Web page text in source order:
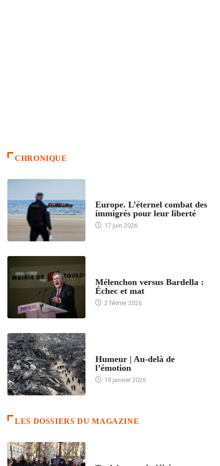
CHRONIQUE
Europe. L’éternel combat des
immigrés pour leur liberté
17 juin 2026
Mélenchon versus Bardella :
Échec et mat
2 février 2026
Humeur | Au-delà de
l’émotion
19 janvier 2026
LES DOSSIERS DU MAGAZINE